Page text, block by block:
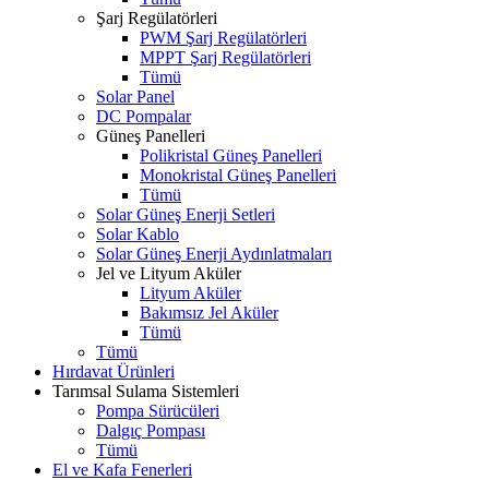
Şarj Regülatörleri
PWM Şarj Regülatörleri
MPPT Şarj Regülatörleri
Tümü
Solar Panel
DC Pompalar
Güneş Panelleri
Polikristal Güneş Panelleri
Monokristal Güneş Panelleri
Tümü
Solar Güneş Enerji Setleri
Solar Kablo
Solar Güneş Enerji Aydınlatmaları
Jel ve Lityum Aküler
Lityum Aküler
Bakımsız Jel Aküler
Tümü
Tümü
Hırdavat Ürünleri
Tarımsal Sulama Sistemleri
Pompa Sürücüleri
Dalgıç Pompası
Tümü
El ve Kafa Fenerleri